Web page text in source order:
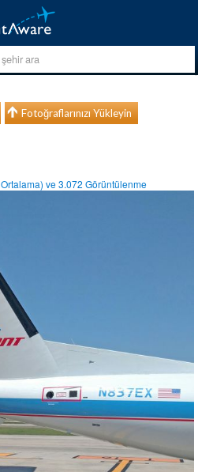
Fotoğraflarınızı Yükleyin
Ortalama) ve3.072 Görüntülenme